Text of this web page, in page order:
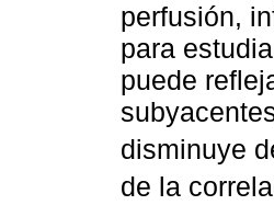
perfusión,
para
puede
disminuye
de la